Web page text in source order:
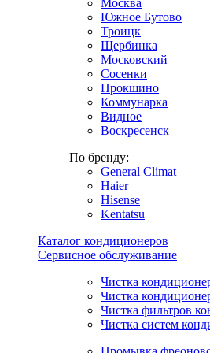
Москва
Южное Бутово
Троицк
Щербинка
Московский
Сосенки
Прокшино
Коммунарка
Видное
Воскресенск
По бренду:
General Climat
Haier
Hisense
Kentatsu
Каталог кондиционеров
Сервисное обслуживание
Чистка
Чистка
Чистка фильтров
Чистка систем